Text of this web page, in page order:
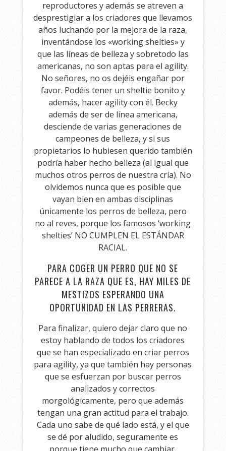
reproductores y además se atreven a
desprestigiar a los criadores que llevamos
años luchando por la mejora de la raza,
inventándose los «working shelties» y
que las líneas de belleza y sobretodo las
americanas, no son aptas para el agility.
No señores, no os dejéis engañar por
favor. Podéis tener un sheltie bonito y
además, hacer agility con él. Becky
además de ser de línea americana,
desciende de varias generaciones de
campeones de belleza, y si sus
propietarios lo hubiesen querido también
podría haber hecho belleza (al igual que
muchos otros perros de nuestra cría). No
olvidemos nunca que es posible que
vayan bien en ambas disciplinas
únicamente los perros de belleza, pero
no al reves, porque los famosos ‘working
shelties’ NO CUMPLEN EL ESTÁNDAR
RACIAL.
PARA COGER UN PERRO QUE NO SE
PARECE A LA RAZA QUE ES, HAY MILES DE
MESTIZOS ESPERANDO UNA
OPORTUNIDAD EN LAS PERRERAS.
Para finalizar, quiero dejar claro que no
estoy hablando de todos los criadores
que se han especializado en criar perros
para agility, ya que también hay personas
que se esfuerzan por buscar perros
analizados y correctos
morgológicamente, pero que además
tengan una gran actitud para el trabajo.
Cada uno sabe de qué lado está, y el que
se dé por aludido, seguramente es